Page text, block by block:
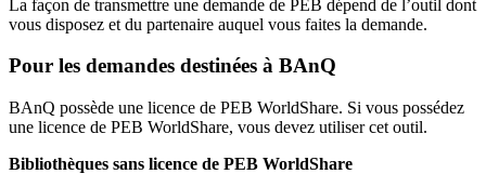
La façon de transmettre une demande de PEB dépend de l’outil dont
vous disposez et du partenaire auquel vous faites la demande.
Pour les demandes destinées à BAnQ
BAnQ possède une licence de PEB WorldShare. Si vous possédez
une licence de PEB WorldShare, vous devez utiliser cet outil.
Bibliothèques sans licence de PEB WorldShare